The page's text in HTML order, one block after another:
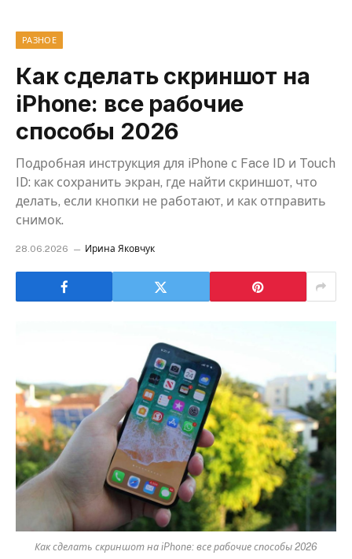
РАЗНОЕ
Как сделать скриншот на
iPhone: все рабочие
способы 2026
Подробная инструкция для iPhone с Face ID и Touch
ID: как сохранить экран, где найти скриншот, что
делать, если кнопки не работают, и как отправить
снимок.
28.06.2026 Ирина Яковчук
Как сделать скриншот на iPhone: все рабочие способы 2026